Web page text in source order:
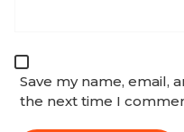
Save my name, email,
the next time I